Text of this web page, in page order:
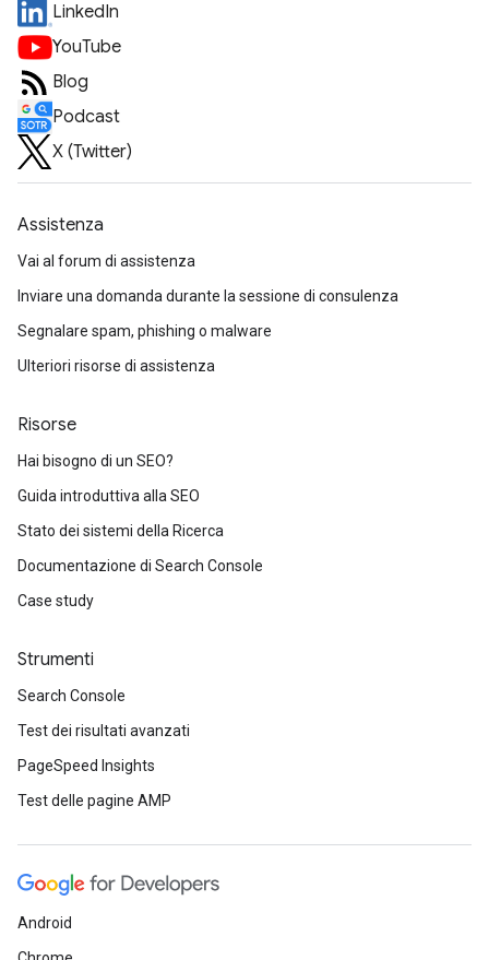
LinkedIn
YouTube
Blog
Podcast
X (Twitter)
Assistenza
Vai al forum di assistenza
Inviare una domanda durante la sessione di consulenza
Segnalare spam, phishing o malware
Ulteriori risorse di assistenza
Risorse
Hai bisogno di un SEO?
Guida introduttiva alla SEO
Stato dei sistemi della Ricerca
Documentazione di Search Console
Case study
Strumenti
Search Console
Test dei risultati avanzati
PageSpeed Insights
Test delle pagine AMP
Android